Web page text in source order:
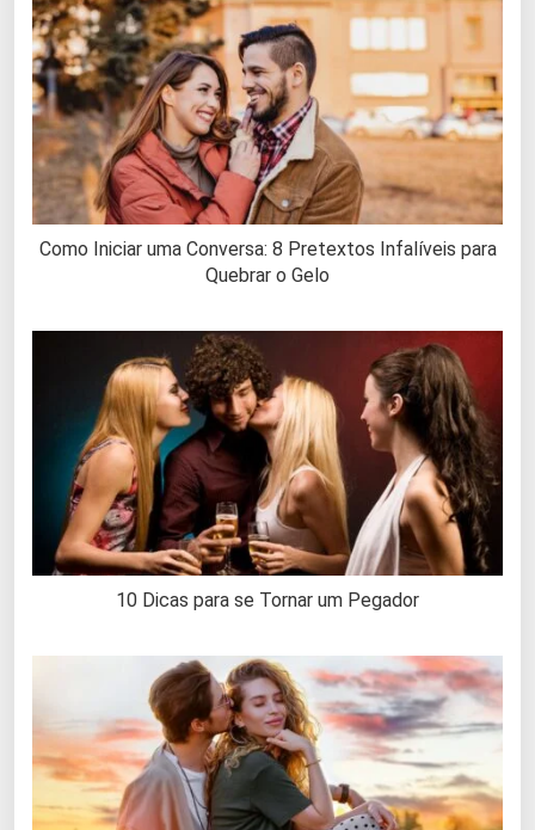
Como Iniciar uma Conversa: 8 Pretextos Infalíveis para
Quebrar o Gelo
10 Dicas para se Tornar um Pegador